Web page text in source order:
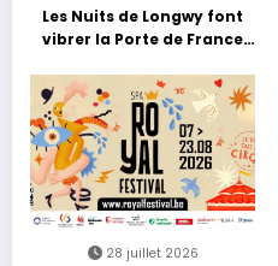
Les Nuits de Longwy font
vibrer la Porte de France
découvertes et énergie
reggae
28 juillet 2026